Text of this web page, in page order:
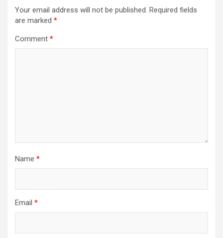
Your email address will not be published. Required fields
are marked *
Comment *
Name *
Email *